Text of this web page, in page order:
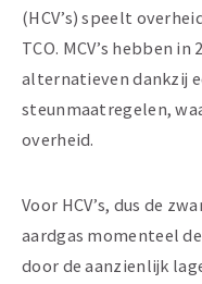
(HCV’s) speelt
TCO. MCV’s hebben
alternatieven dankzij
steunmaatregelen,
overheid.
Voor HCV’s, dus de
aardgas momenteel
door de aanzienlijk